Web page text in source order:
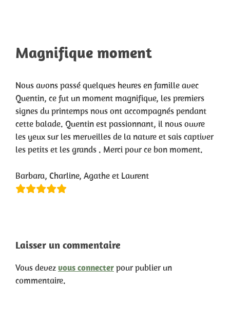
Magnifique moment
Nous avons passé quelques heures en famille avec
Quentin, ce fut un moment magnifique, les premiers
signes du printemps nous ont accompagnés pendant
cette balade. Quentin est passionnant, il nous ouvre
les yeux sur les merveilles de la nature et sais captiver
les petits et les grands . Merci pour ce bon moment.
Barbara, Charline, Agathe et Laurent
Laisser un commentaire
Vous devez vous connecterpour publier un
commentaire.